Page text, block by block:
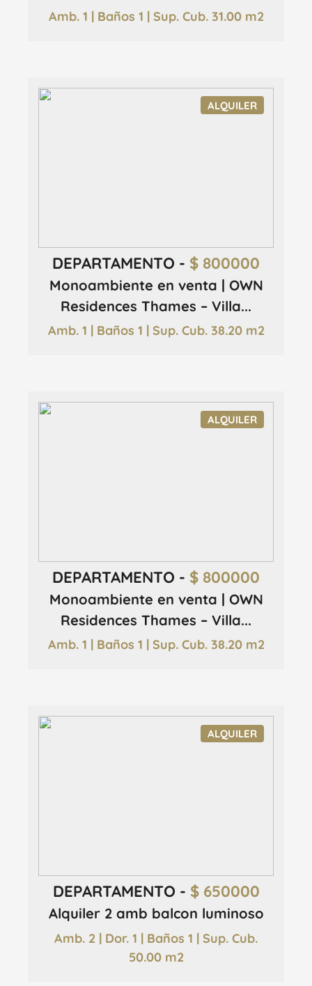
Amb. 1 | Baños 1 | Sup. Cub. 31.00 m2
ALQUILER
DEPARTAMENTO - $ 800000
Monoambiente en venta | OWN
Residences Thames – Villa...
Amb. 1 | Baños 1 | Sup. Cub. 38.20 m2
ALQUILER
DEPARTAMENTO - $ 800000
Monoambiente en venta | OWN
Residences Thames – Villa...
Amb. 1 | Baños 1 | Sup. Cub. 38.20 m2
ALQUILER
DEPARTAMENTO - $ 650000
Alquiler 2 amb balcon luminoso
Amb. 2 | Dor. 1 | Baños 1 | Sup. Cub.
50.00 m2